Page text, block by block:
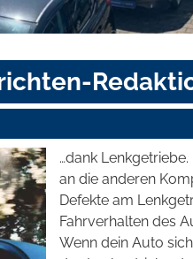
…dank
an die anderen
Defekte am
Fahrverhalten des
Wenn dein Auto